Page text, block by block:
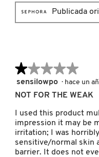
PRADA
RARE BEAUTY
REDKEN
SARELLY
Publicada
★★★★★
★★★★★
1
de
estrellas.
sensilowpo · hace un
NOT FOR THE WEAK
I used this product
impression it may be
irritation; I was
sensitive/normal skin
barrier. It does not